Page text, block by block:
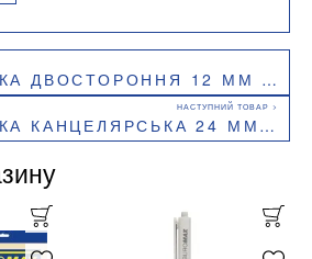
12 ММ Х 10 М BUROMAX BM.7502
24 ММ Х20М /6 ШТ. ПРОЗОРА BUROMAX BM.7173-01